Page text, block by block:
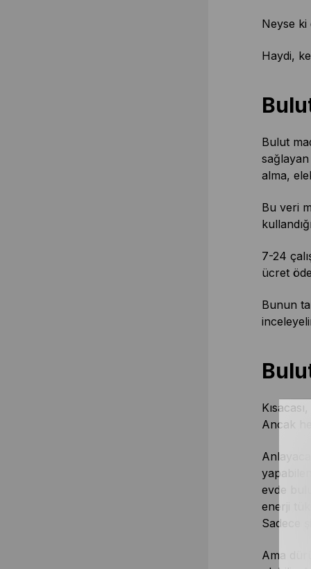
Neyse ki
Haydi,
Bulut
sağlayan
alma,
Bu veri
7-24
ücret
Bunun
Ancak
evde
enerji
Sadece
Ama